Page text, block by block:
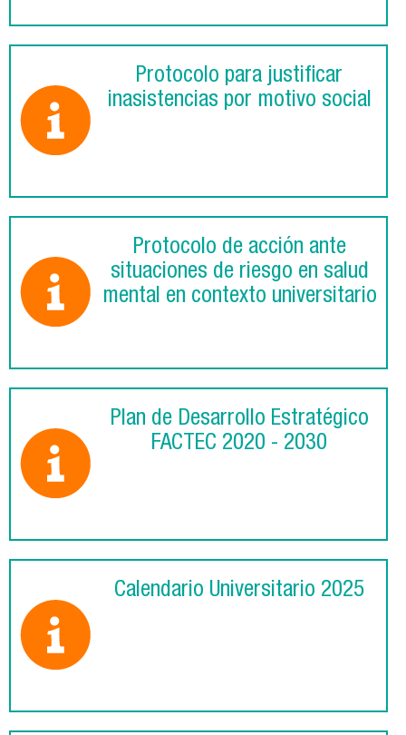
Protocolo para justificar
inasistencias por motivo social
Protocolo de acción ante
situaciones de riesgo en salud
mental en contexto universitario
Plan de Desarrollo Estratégico
FACTEC 2020 - 2030
Calendario Universitario 2025